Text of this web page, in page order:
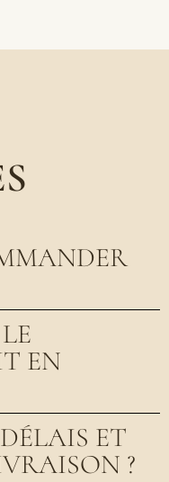
EN
ET
?